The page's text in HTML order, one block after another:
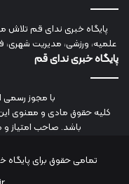
پایگاه خبری ندای قم تلاش
علمیه، ورزشی، مدیریت شهری،
پایگاه خبری ندای قم
با مجوز رسمی
کلیه حقوق مادی و معنوی
باشد. صاحب امتیاز و
تمامی حقوق برای